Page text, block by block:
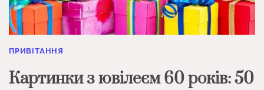
ПРИВІТАННЯ
Картинки з ювілеєм 60 років: 50